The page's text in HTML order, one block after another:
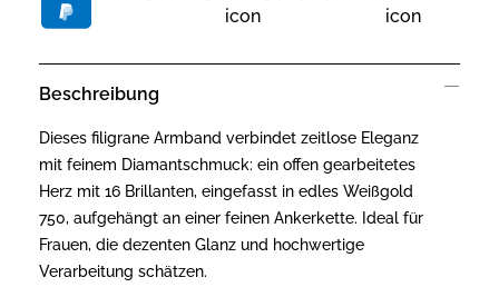
Beschreibung
Dieses filigrane Armband verbindet zeitlose Eleganz
mit feinem Diamantschmuck: ein offen gearbeitetes
Herz mit 16 Brillanten, eingefasst in edles Weißgold
750, aufgehängt an einer feinen Ankerkette. Ideal für
Frauen, die dezenten Glanz und hochwertige
Verarbeitung schätzen.